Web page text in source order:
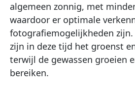
algemeen zonnig, met
waardoor er optimale
fotografiemogelijkheden
zijn in deze tijd het groenst
terwijl de gewassen groeien
bereiken.